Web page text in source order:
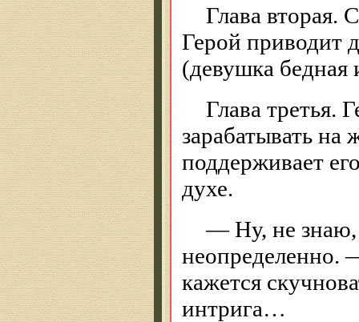
Глава вторая.
Герой приводит
(девушка
Глава третья.
зарабатывать на
поддерживает
духе.
— Ну, не знаю,
неопределенно.
кажется
интрига…